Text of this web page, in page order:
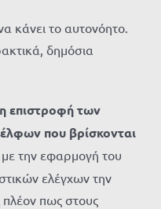
κάνει το αυτονόητο.
δημόσια
επιστροφή των
που βρίσκονται
με την εφαρμογή του
ελέγχων την
πως στους